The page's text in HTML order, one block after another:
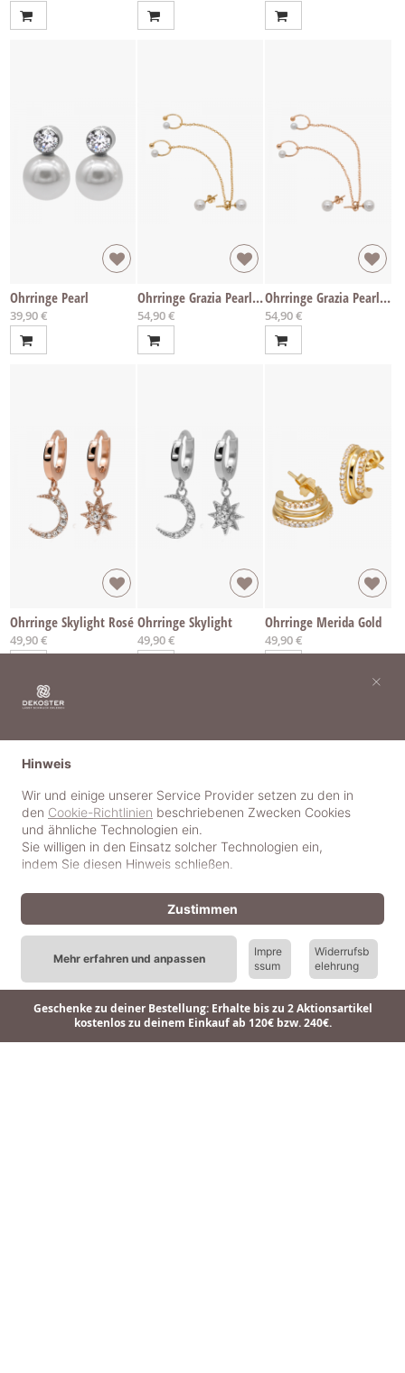
Geschenke zu deiner Bestellung: Erhalte bis zu 2 Aktionsartikel
kostenlos zu deinem Einkauf ab 120€ bzw. 240€.
Ohrringe Pearl
39,90 €
Ohrringe Grazia Pearl Gold
54,90 €
Ohrringe Grazia Pearl Rosé
54,90 €
Ohrringe Skylight Rosé
49,90 €
Ohrringe Skylight
49,90 €
Ohrringe Merida Gold
49,90 €
49,90 €
Ohrringe Selina
44,90 €
Hinweis
Wir und einige unserer Service Provider setzen zu den in
den Cookie-Richtlinien beschriebenen Zwecken Cookies
und ähnliche Technologien ein.
Sie willigen in den Einsatz solcher Technologien ein,
indem Sie diesen Hinweis schließen.
Mehr erfahren und anpassen
Impre
ssum
Widerrufsb
elehrung
Zustimmen
×